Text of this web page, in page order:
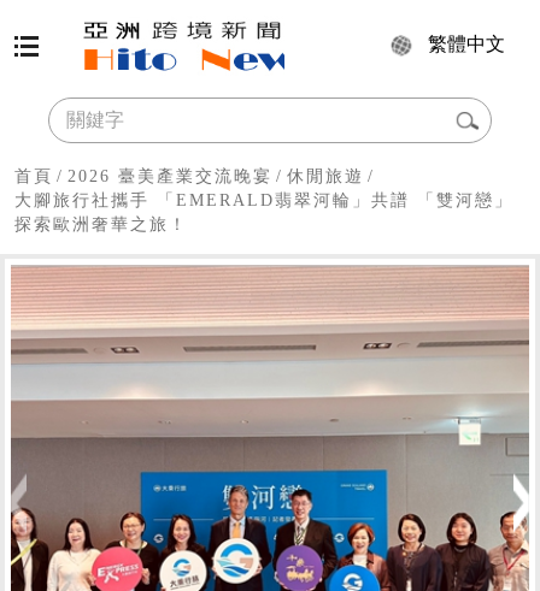
繁體中文
首頁 / 2026 臺美產業交流晚宴 / 休閒旅遊 /
大腳旅行社攜手 「EMERALD翡翠河輪」共譜 「雙河戀」
探索歐洲奢華之旅！